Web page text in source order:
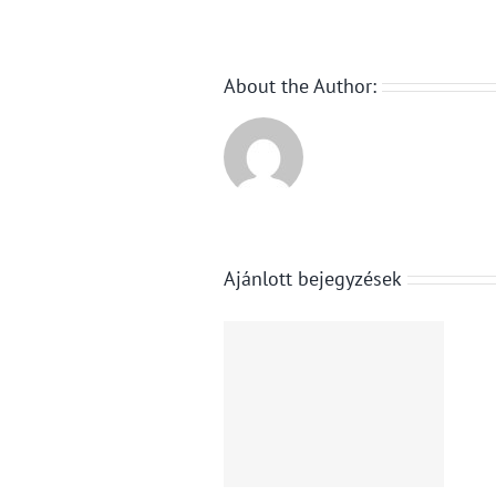
About the Author:
Ajánlott bejegyzések